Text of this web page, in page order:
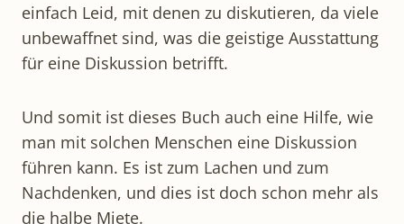
einfach Leid, mit denen zu diskutieren, da viele
unbewaffnet sind, was die geistige Ausstattung
für eine Diskussion betrifft.
Und somit ist dieses Buch auch eine Hilfe, wie
man mit solchen Menschen eine Diskussion
führen kann. Es ist zum Lachen und zum
Nachdenken, und dies ist doch schon mehr als
die halbe Miete.